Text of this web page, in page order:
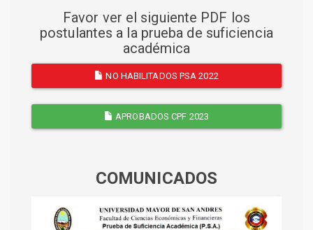
Favor ver el siguiente PDF los
postulantes a la prueba de suficiencia
académica
NO HABILITADOS PSA 2022
APROBADOS CPF 2023
COMUNICADOS